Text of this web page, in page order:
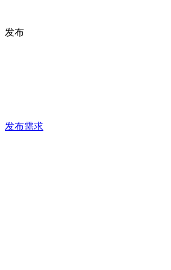
发布
发布需求